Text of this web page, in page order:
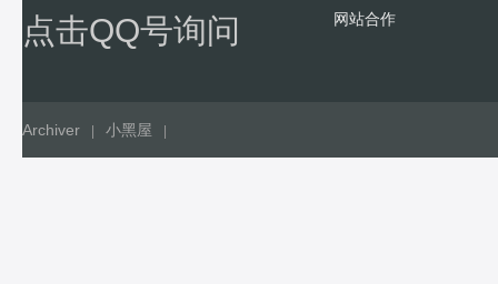
点击QQ号询问
网站合作
Archiver 小黑屋